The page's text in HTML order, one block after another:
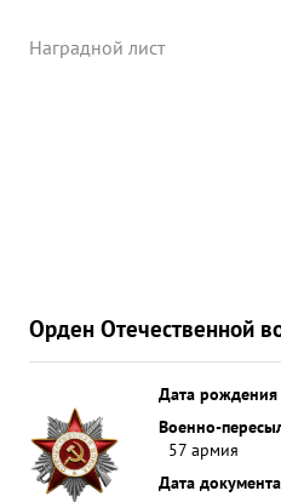
Наградной лист
Орден Отечественной
Дата рождения
Военно-
57 армия
Дата документа